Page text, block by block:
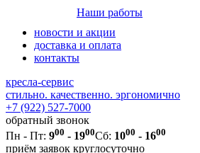
Наши работы
новости и акции
доставка и оплата
контакты
кресла-сервис
стильно. качественно. эргономично
+7 (922) 527-7000
обратный звонок
Пн - Пт: 900 - 1900Сб: 1000 - 1600
приём заявок круглосуточно